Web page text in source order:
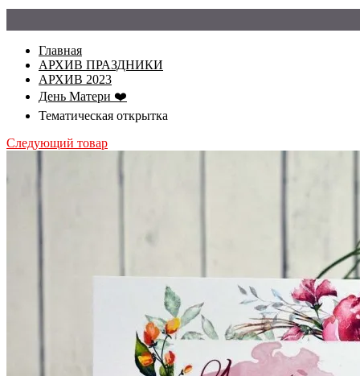
Главная
АРХИВ ПРАЗДНИКИ
АРХИВ 2023
День Матери ❤️
Тематическая открытка
Следующий товар